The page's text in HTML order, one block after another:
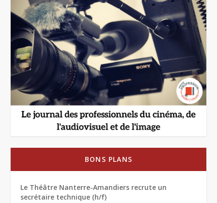
BONS PLANS
Le Théâtre Nanterre-Amandiers recrute un
secrétaire technique (h/f)